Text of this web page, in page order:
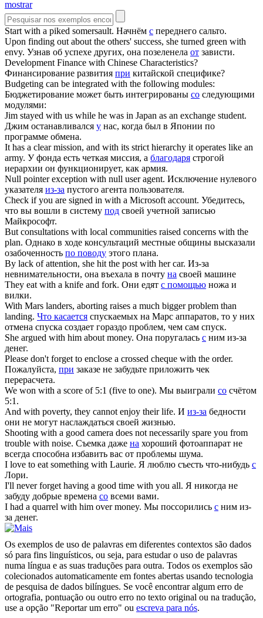
mostrar
Startwith a piked somersault. Начнём с переднего сальто.
Upon finding out about the others' success, she turned green with
envy. Узнав об успехе других, она позеленела от зависти.
Development Finance with Chinese Characteristics?
Финансирование развития при китайской специфике?
Budgeting can be integrated with the following modules:
Бюджетирование может быть интегрированы со следующими
модулями:
Jim stayed with us while he was in Japan as an exchange student.
Джим останавливался у нас, когда был в Японии по
программе обмена.
It has a clear mission, and with its strict hierarchy it operates like an
army. У фонда есть четкая миссия, а благодаря строгой
иерархии он функционирует, как армия.
Null pointer exception with null user agent. Исключение нулевого
указателя из-за пустого агента пользователя.
Check if you are signed in with a Microsoft account. Убедитесь,
что вы вошли в систему под своей учетной записью
Майкрософт.
But consultations with local communities raised concerns with the
plan. Однако в ходе консультаций местные общины высказали
озабоченность по поводу этого плана.
By lack of attention, she hit the postwith her car. Из-за
невнимательности, она въехала в почту на своей машине
They eatwith a knife and fork. Они едят с помощью ножа и
вилки.
With Mars landers, aborting raises a much bigger problem than
landing. Что касается спускаемых на Марс аппаратов, то у них
отмена спуска создает гораздо проблем, чем сам спуск.
She argued with him about money. Она поругалась с ним из-за
денег.
Please don't forget to enclose a crossed cheque with the order.
Пожалуйста, при заказе не забудьте приложить чек
перерасчета.
We won with a score of 5:1 (five to one). Мы выиграли со счётом
5:1.
And with poverty, they cannot enjoy their life. И из-за бедности
они не могут наслаждаться своей жизнью.
Shooting with a good camera does not necessarily spare you from
trouble with noise. Съемка даже на хороший фотоаппарат не
всегда способна избавить вас от проблемы шума.
I love to eat something with Laurie. Я люблю съесть что-нибудь с
Лори.
I'll never forget having a good time with you all. Я никогда не
забуду добрые времена со всеми вами.
I had a quarrel with him over money. Мы поссорились с ним из-
за денег.
Os exemplos de uso de palavras em diferentes contextos são dados
só para fins linguísticos, ou seja, para estudar o uso de palavras
numa língua e as suas traduções para outra. Todos os exemplos são
colecionados automaticamente em fontes abertas usando tecnologia
de pesquisa de dados bilíngues. Se você encontrar algum erro de
ortografia, pontuação ou outro erro no texto original ou na tradução,
use a opção "Reportar um erro" ou escreva para nós.